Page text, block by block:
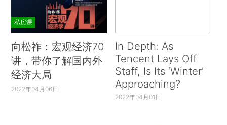
私房课
向松祚：宏观经济70
讲，带你了解国内外
经济大局
2022年04月06日
In Depth: As
Tencent Lays Off
Staff, Is Its ‘Winter’
Approaching?
2022年04月01日